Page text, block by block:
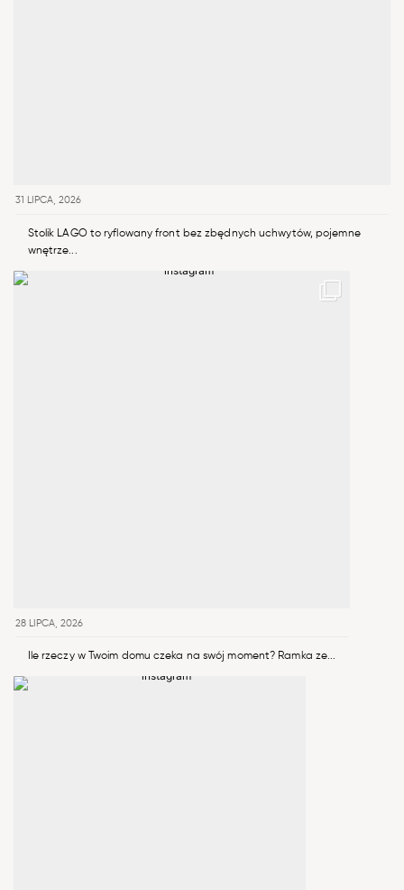
31 LIPCA, 2026
Stolik LAGO to ryflowany front bez zbędnych uchwytów, pojemne
wnętrze...
28 LIPCA, 2026
Ile rzeczy w Twoim domu czeka na swój moment? Ramka ze...